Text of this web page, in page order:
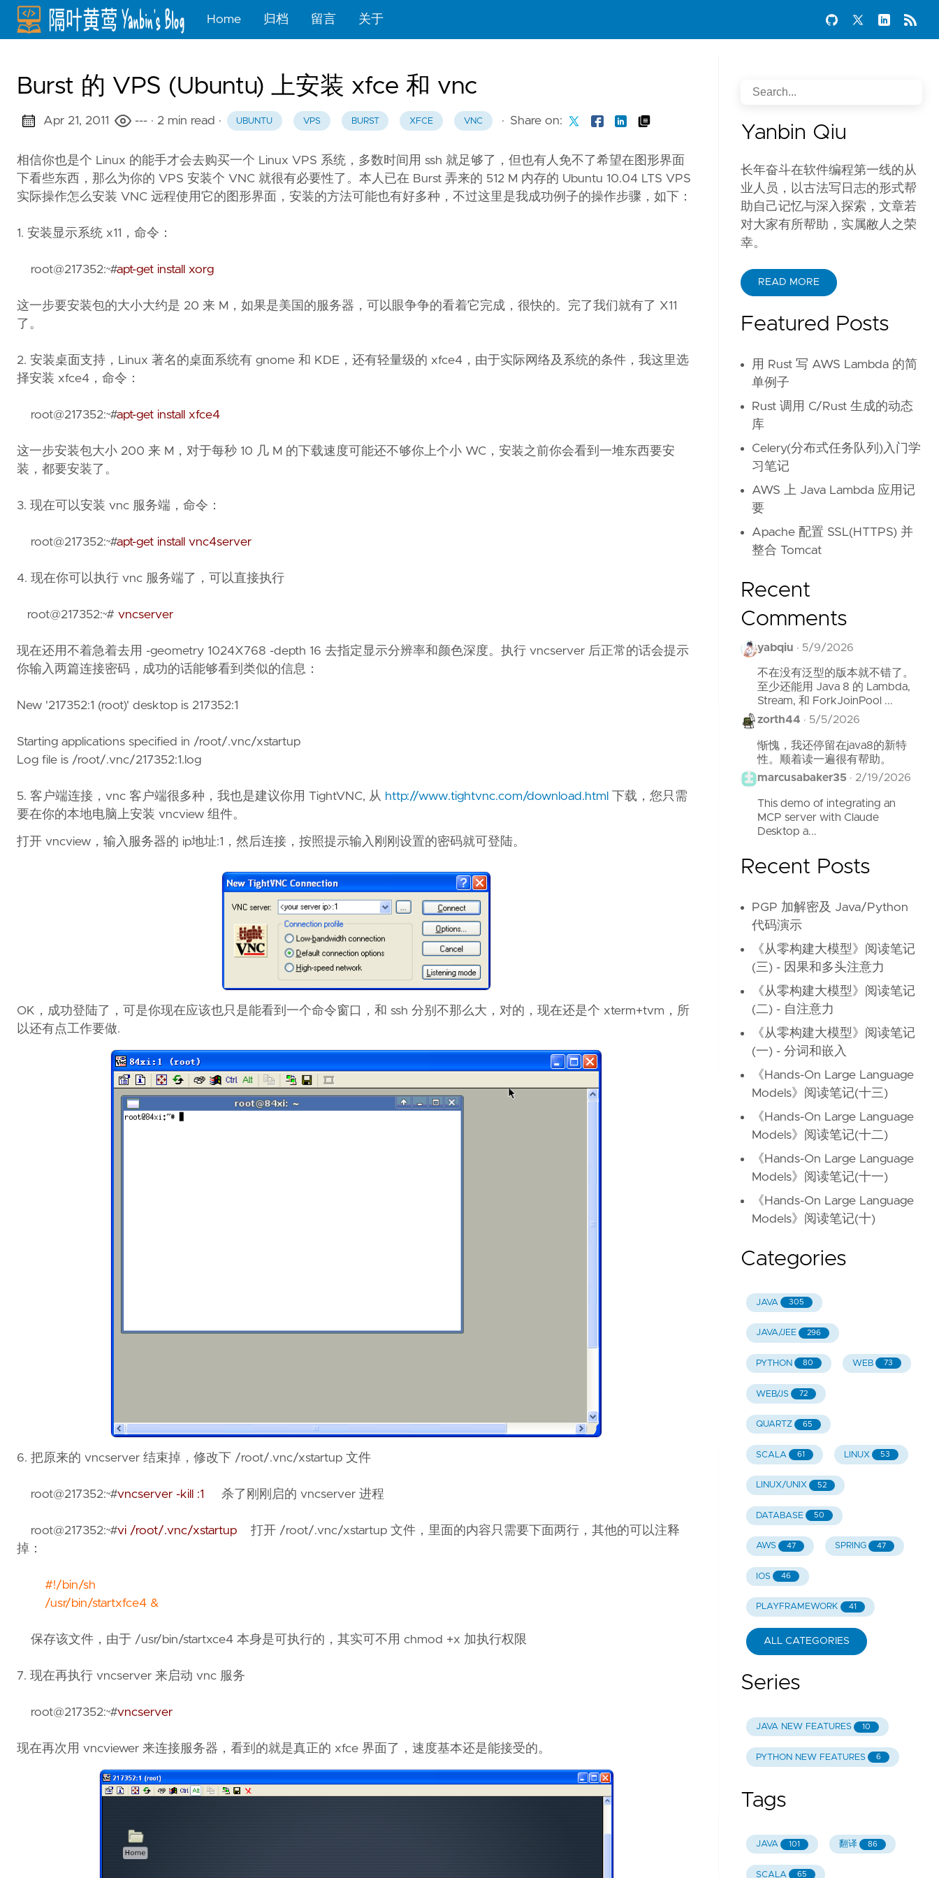
Home 归档 留言 关于
Burst 的 VPS (Ubuntu) 上安装 xfce 和 vnc
Apr 21, 2011 --- · 2 min read · UBUNTU VPS BURST XFCE VNC · Share on:
相信你也是个 Linux 的能手才会去购买一个 Linux VPS 系统，多数时间用 ssh 就足够了，但也有人免不了希望在图形界面
下看些东西，那么为你的 VPS 安装个 VNC 就很有必要性了。本人已在 Burst 弄来的 512 M 内存的 Ubuntu 10.04 LTS VPS
实际操作怎么安装 VNC 远程使用它的图形界面，安装的方法可能也有好多种，不过这里是我成功例子的操作步骤，如下：
1. 安装显示系统 x11，命令：
root@217352:~#apt-get install xorg
这一步要安装包的大小大约是 20 来 M，如果是美国的服务器，可以眼争争的看着它完成，很快的。完了我们就有了 X11
了。
2. 安装桌面支持，Linux 著名的桌面系统有 gnome 和 KDE，还有轻量级的 xfce4，由于实际网络及系统的条件，我这里选
择安装 xfce4，命令：
root@217352:~#apt-get install xfce4
这一步安装包大小 200 来 M，对于每秒 10 几 M 的下载速度可能还不够你上个小 WC，安装之前你会看到一堆东西要安
装，都要安装了。
3. 现在可以安装 vnc 服务端，命令：
root@217352:~#apt-get install vnc4server
4. 现在你可以执行 vnc 服务端了，可以直接执行
root@217352:~# vncserver
现在还用不着急着去用 -geometry 1024X768 -depth 16 去指定显示分辨率和颜色深度。执行 vncserver 后正常的话会提示
你输入两篇连接密码，成功的话能够看到类似的信息：
New '217352:1 (root)' desktop is 217352:1
Starting applications specified in /root/.vnc/xstartup
Log file is /root/.vnc/217352:1.log
5. 客户端连接，vnc 客户端很多种，我也是建议你用 TightVNC, 从 http://www.tightvnc.com/download.html
下载，您只需
要在你的本地电脑上安装 vncview 组件。
打开 vncview，输入服务器的 ip地址:1，然后连接，按照提示输入刚刚设置的密码就可登陆。
OK，成功登陆了，可是你现在应该也只是能看到一个命令窗口，和 ssh 分别不那么大，对的，现在还是个 xterm+tvm，所
以还有点工作要做.
6. 把原来的 vncserver 结束掉，修改下 /root/.vnc/xstartup 文件
root@217352:~#vncserver -kill :1 杀了刚刚启的 vncserver 进程
root@217352:~#vi /root/.vnc/xstartup 打开 /root/.vnc/xstartup 文件，里面的内容只需要下面两行，其他的可以注释
掉：
#!/bin/sh
/usr/bin/startxfce4 &
保存该文件，由于 /usr/bin/startxce4 本身是可执行的，其实可不用 chmod +x 加执行权限
7. 现在再执行 vncserver 来启动 vnc 服务
root@217352:~#vncserver
现在再次用 vncviewer 来连接服务器，看到的就是真正的 xfce 界面了，速度基本还是能接受的。
Yanbin Qiu
长年奋斗在软件编程第一线的从
业人员，以古法写日志的形式帮
助自己记忆与深入探索，文章若
对大家有所帮助，实属敝人之荣
幸。
READ MORE
Featured Posts
用 Rust 写 AWS Lambda 的简
单例子
Rust 调用 C/Rust 生成的动态
库
Celery(分布式任务队列)入门学
习笔记
AWS 上 Java Lambda 应用记
要
Apache 配置 SSL(HTTPS) 并
整合 Tomcat
Recent
Comments
yabqiu · 5/9/2026
不在没有泛型的版本就不错了。
至少还能用 Java 8 的 Lambda,
Stream, 和 ForkJoinPool ...
zorth44 · 5/5/2026
惭愧，我还停留在java8的新特
性。顺着读一遍很有帮助。
marcusabaker35 · 2/19/2026
This demo of integrating an
MCP server with Claude
Desktop a...
Recent Posts
PGP 加解密及 Java/Python
代码演示
《从零构建大模型》阅读笔记
(三) - 因果和多头注意力
《从零构建大模型》阅读笔记
(二) - 自注意力
《从零构建大模型》阅读笔记
(一) - 分词和嵌入
《Hands-On Large Language
Models》阅读笔记(十三)
《Hands-On Large Language
Models》阅读笔记(十二)
《Hands-On Large Language
Models》阅读笔记(十一)
《Hands-On Large Language
Models》阅读笔记(十)
Categories
JAVA 305
JAVA/JEE 296
PYTHON 80 WEB 73
WEB/JS 72
QUARTZ 65
SCALA 61 LINUX 53
LINUX/UNIX 52
DATABASE 50
AWS 47 SPRING 47
IOS 46
PLAYFRAMEWORK 41
ALL CATEGORIES
Series
JAVA NEW FEATURES 10
PYTHON NEW FEATURES 6
Tags
JAVA 101 翻译 86
SCALA 65